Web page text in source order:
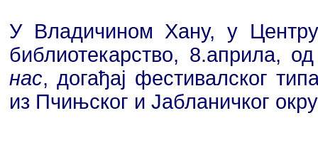
У Владичином Хану, у
библиотекарство, 8.априла,
нас, догађај фестивалског
из Пчињског и Јабланичког